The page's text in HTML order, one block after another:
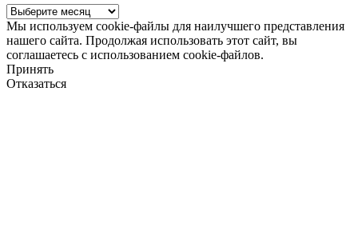
Архив
новостей
Мы используем cookie-файлы для наилучшего представления
нашего сайта. Продолжая использовать этот сайт, вы
соглашаетесь с использованием cookie-файлов.
Принять
Отказаться